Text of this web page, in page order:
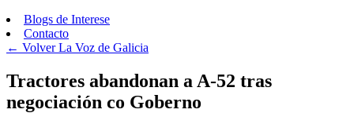
Blogs de Interese
Contacto
← VolverLa Voz de Galicia
Tractores abandonan a A-52 tras
negociación co Goberno